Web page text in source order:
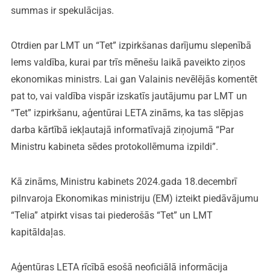
summas ir spekulācijas.
Otrdien par LMT un “Tet” izpirkšanas darījumu slepenībā
lems valdība, kurai par trīs mēnešu laikā paveikto ziņos
ekonomikas ministrs. Lai gan Valainis nevēlējās komentēt
pat to, vai valdība vispār izskatīs jautājumu par LMT un
“Tet” izpirkšanu, aģentūrai LETA zināms, ka tas slēpjas
darba kārtībā iekļautajā informatīvajā ziņojumā “Par
Ministru kabineta sēdes protokollēmuma izpildi”.
Kā zināms, Ministru kabinets 2024.gada 18.decembrī
pilnvaroja Ekonomikas ministriju (EM) izteikt piedāvājumu
“Telia” atpirkt visas tai piederošās “Tet” un LMT
kapitāldaļas.
Aģentūras LETA rīcībā esošā neoficiālā informācija